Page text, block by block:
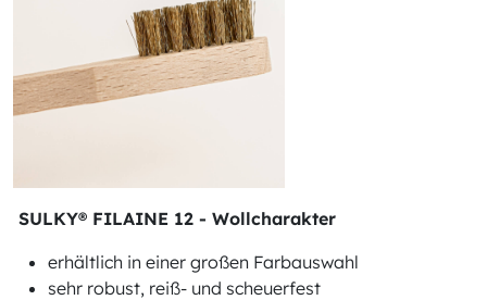
SULKY® FILAINE 12 - Wollcharakter
erhältlich in einer großen Farbauswahl
sehr robust, reiß- und scheuerfest